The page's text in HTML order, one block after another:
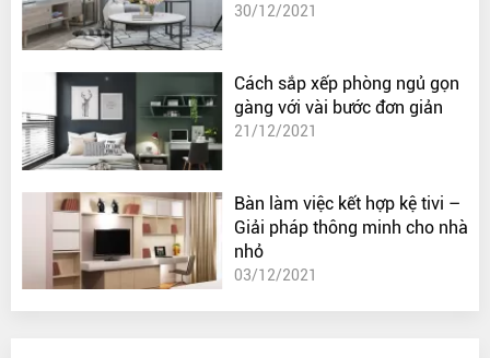
30/12/2021
Cách sắp xếp phòng ngủ gọn
gàng với vài bước đơn giản
21/12/2021
Bàn làm việc kết hợp kệ tivi –
Giải pháp thông minh cho nhà
nhỏ
03/12/2021